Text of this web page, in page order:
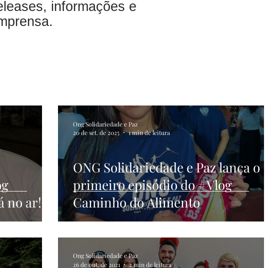
informações e
no ar!!
ONG Solidariedade e Paz lança o
primeiro episódio do #Vlog
Caminho do Alimento
Ong Solidariedade e Paz
20 de set. de 2025
1 min de leitura
Ong Solidariedade e Paz
26 de out. de 2021
2 min de leitura